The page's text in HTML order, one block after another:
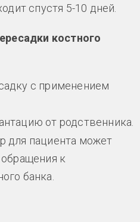
спустя 5-10 дней.
костного
с применением
от родственника.
для пациента может
к
банка.